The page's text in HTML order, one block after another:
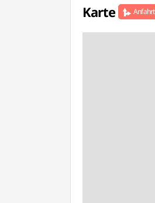
Karte Anfahrt